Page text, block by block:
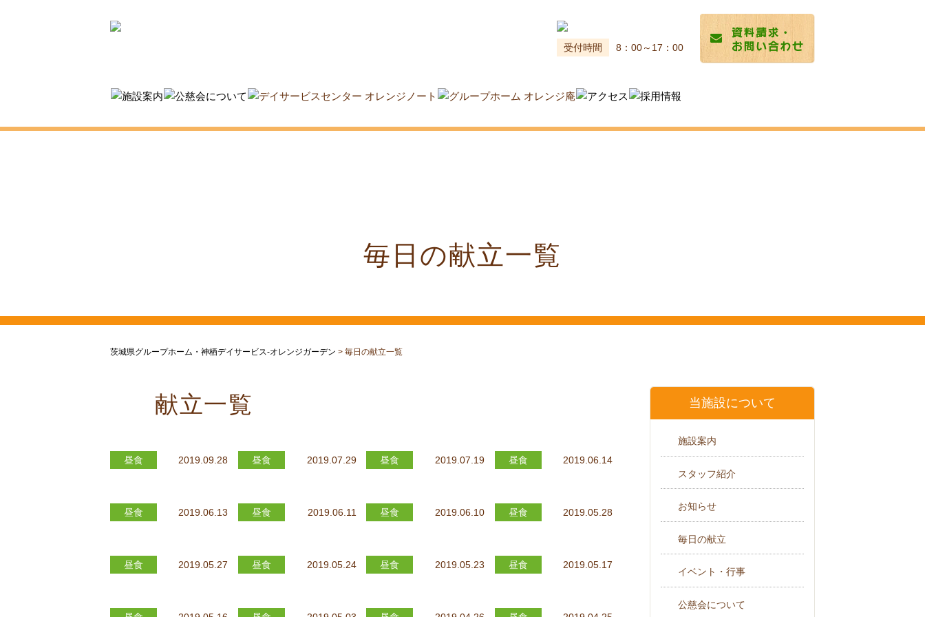
受付時間 8：00～17：00
毎日の献立一覧
茨城県グループホーム・神栖デイサービス-オレンジガーデン > 毎日の献立一覧
献立一覧
昼食 2019.09.28 昼食 2019.07.29 昼食 2019.07.19 昼食 2019.06.14
昼食 2019.06.13 昼食 2019.06.11 昼食 2019.06.10 昼食 2019.05.28
昼食 2019.05.27 昼食 2019.05.24 昼食 2019.05.23 昼食 2019.05.17
当施設について
施設案内
スタッフ紹介
お知らせ
毎日の献立
イベント・行事
公慈会について